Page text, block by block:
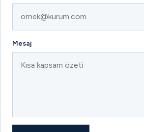
Mesaj